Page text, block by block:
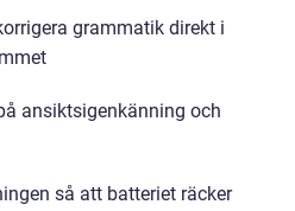
grammatik direkt i
ansiktsigenkänning och
så att batteriet räcker